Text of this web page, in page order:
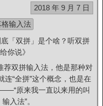
2018 年 9 月 7 日
格输入法
底「双拼」是个啥？听双拼
你说》
荐双拼输入法，他是那种对
“全拼”这个概念，也是在
原来我一直以来用的叫
入法”。